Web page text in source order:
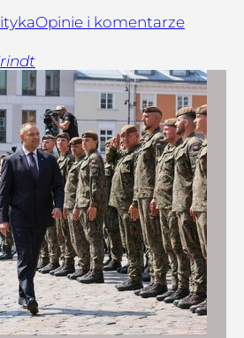
Opinie i komentarze